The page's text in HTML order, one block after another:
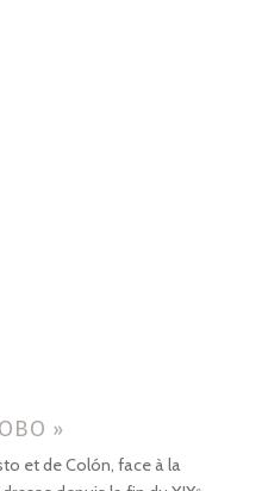
»
et de Colón, face à la